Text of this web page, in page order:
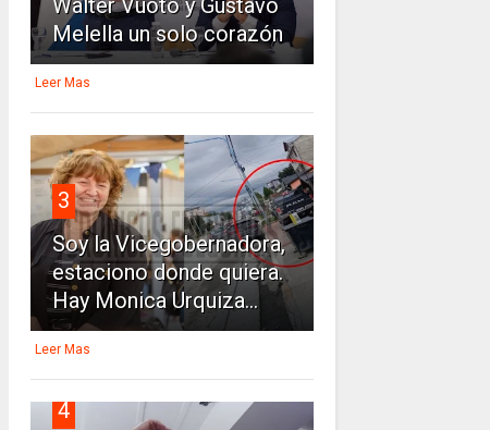
Walter Vuoto y Gustavo
Melella un solo corazón
Leer Mas
3
Soy la Vicegobernadora,
estaciono donde quiera.
Hay Monica Urquiza...
Leer Mas
4